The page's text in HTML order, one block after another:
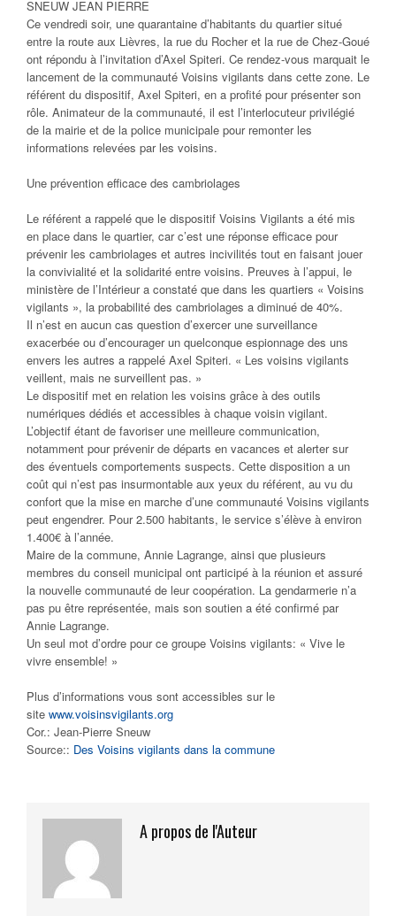
SNEUW JEAN PIERRE
Ce vendredi soir, une quarantaine d’habitants du quartier situé
entre la route aux Lièvres, la rue du Rocher et la rue de Chez-Goué
ont répondu à l’invitation d’Axel Spiteri. Ce rendez-vous marquait le
lancement de la communauté Voisins vigilants dans cette zone. Le
référent du dispositif, Axel Spiteri, en a profité pour présenter son
rôle. Animateur de la communauté, il est l’interlocuteur privilégié
de la mairie et de la police municipale pour remonter les
informations relevées par les voisins.
Une prévention efficace des cambriolages
Le référent a rappelé que le dispositif Voisins Vigilants a été mis
en place dans le quartier, car c’est une réponse efficace pour
prévenir les cambriolages et autres incivilités tout en faisant jouer
la convivialité et la solidarité entre voisins. Preuves à l’appui, le
ministère de l’Intérieur a constaté que dans les quartiers « Voisins
vigilants », la probabilité des cambriolages a diminué de 40%.
Il n’est en aucun cas question d’exercer une surveillance
exacerbée ou d’encourager un quelconque espionnage des uns
envers les autres a rappelé Axel Spiteri. « Les voisins vigilants
veillent, mais ne surveillent pas. »
Le dispositif met en relation les voisins grâce à des outils
numériques dédiés et accessibles à chaque voisin vigilant.
L’objectif étant de favoriser une meilleure communication,
notamment pour prévenir de départs en vacances et alerter sur
des éventuels comportements suspects. Cette disposition a un
coût qui n’est pas insurmontable aux yeux du référent, au vu du
confort que la mise en marche d’une communauté Voisins vigilants
peut engendrer. Pour 2.500 habitants, le service s’élève à environ
1.400€ à l’année.
Maire de la commune, Annie Lagrange, ainsi que plusieurs
membres du conseil municipal ont participé à la réunion et assuré
la nouvelle communauté de leur coopération. La gendarmerie n’a
pas pu être représentée, mais son soutien a été confirmé par
Annie Lagrange.
Un seul mot d’ordre pour ce groupe Voisins vigilants: « Vive le
vivre ensemble! »
Plus d’informations vous sont accessibles sur le
site www.voisinsvigilants.org
Cor.: Jean-Pierre Sneuw
Source:: Des Voisins vigilants dans la commune
A propos de l'Auteur